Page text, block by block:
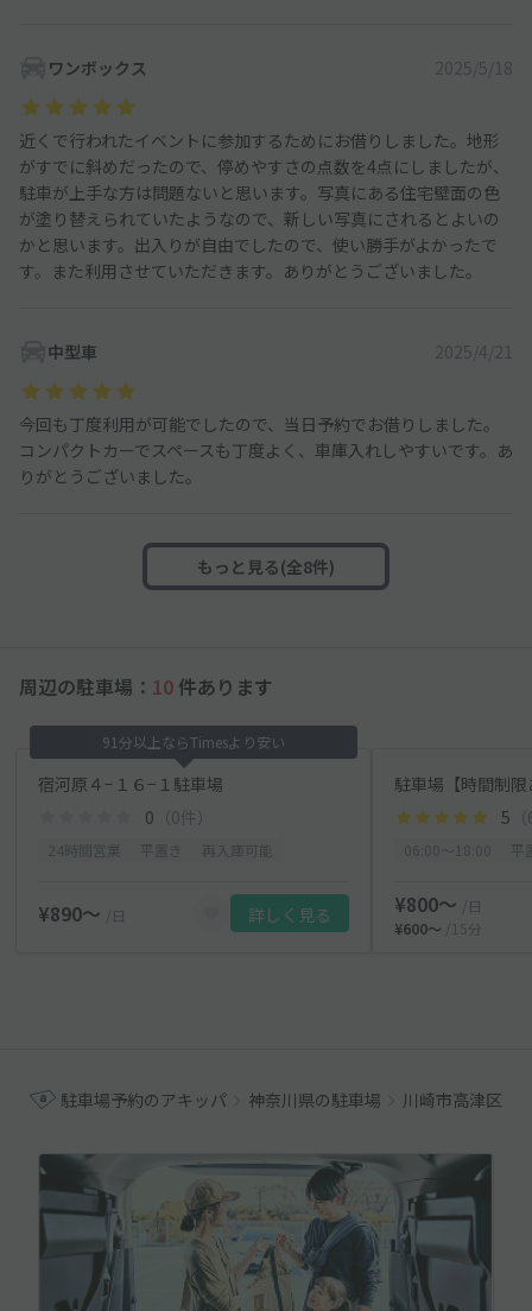
ワンボックス 2025/5/18
近くで行われたイベントに参加するためにお借りしました。地形
がすでに斜めだったので、停めやすさの点数を4点にしましたが、
駐車が上手な方は問題ないと思います。写真にある住宅壁面の色
が塗り替えられていたようなので、新しい写真にされるとよいの
かと思います。出入りが自由でしたので、使い勝手がよかったで
す。また利用させていただきます。ありがとうございました。
中型車 2025/4/21
今回も丁度利用が可能でしたので、当日予約でお借りしました。
コンパクトカーでスペースも丁度よく、車庫入れしやすいです。あ
りがとうございました。
もっと見る(全8件)
周辺の駐車場： 10 件あります
91分以上ならTimesより安い
宿河原４−１６−１駐車場
0 （0件）
¥890〜 /日 詳しく見る
駐車場【時間制
5
¥800〜
/日
¥600〜
/15分
駐車場予約のアキッパ 神奈川県の駐車場 川崎市高津区の